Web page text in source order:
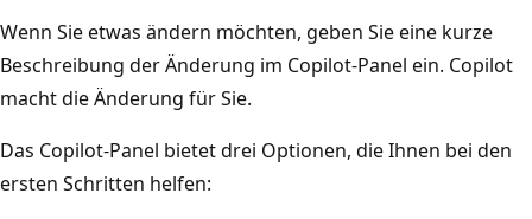
Wenn Sie etwas ändern möchten, geben Sie eine kurze
Beschreibung der Änderung im Copilot-Panel ein. Copilot
macht die Änderung für Sie.
Das Copilot-Panel bietet drei Optionen, die Ihnen bei den
ersten Schritten helfen: